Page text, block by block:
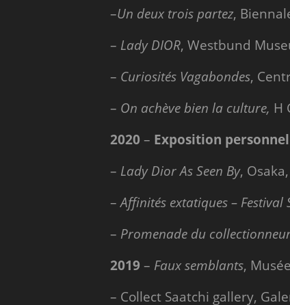
–Un deux trois partez,
– Lady DIOR, Westbund
– Curiosités Vagabondes,
– On achève bien la culture, H
2020 – Exposition
– Lady Dior As Seen By,
–Affinités extatiques –
– Promenade du
2019 – Faux semblants,
– Collect Saatchi gallery,